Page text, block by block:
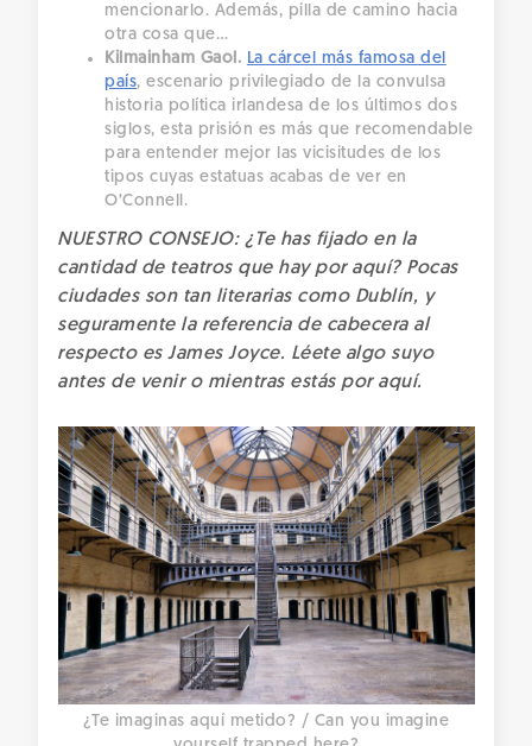
mencionarlo. Además, pilla de camino hacia
otra cosa que…
Kilmainham Gaol. La cárcel más famosa del
país, escenario privilegiado de la convulsa
historia política irlandesa de los últimos dos
siglos, esta prisión es más que recomendable
para entender mejor las vicisitudes de los
tipos cuyas estatuas acabas de ver en
O’Connell.
NUESTRO CONSEJO: ¿Te has fijado en la
cantidad de teatros que hay por aquí? Pocas
ciudades son tan literarias como Dublín, y
seguramente la referencia de cabecera al
respecto es James Joyce. Léete algo suyo
antes de venir o mientras estás por aquí.
¿Te imaginas aquí metido? / Can you imagine